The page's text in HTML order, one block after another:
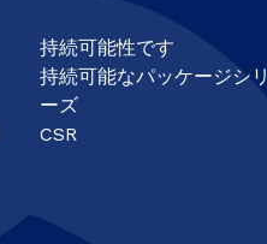
持続可能性です
持続可能なパッケージシリ
ーズ
CSR